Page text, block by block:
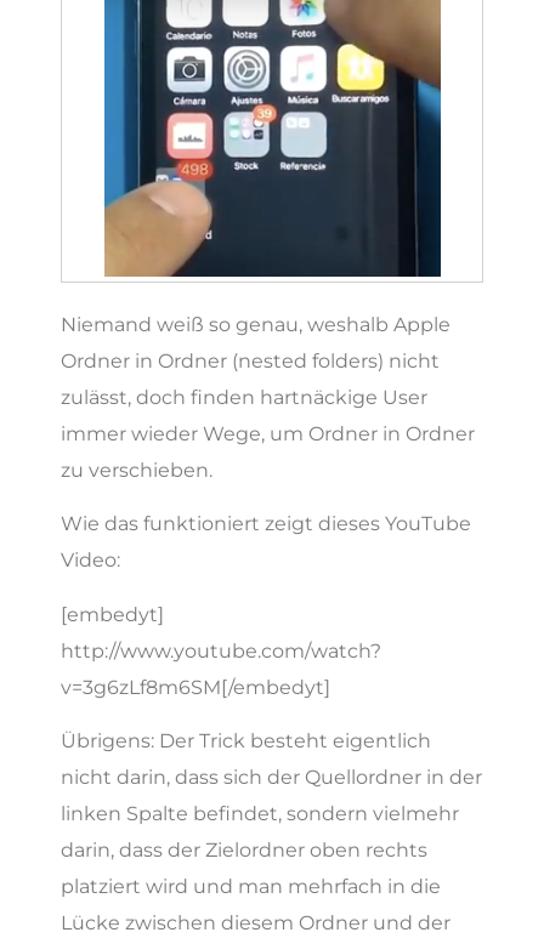
Niemand weiß so genau, weshalb Apple
Ordner in Ordner (nested folders) nicht
zulässt, doch finden hartnäckige User
immer wieder Wege, um Ordner in Ordner
zu verschieben.
Wie das funktioniert zeigt dieses YouTube
Video:
[embedyt]
http://www.youtube.com/watch?
v=3g6zLf8m6SM[/embedyt]
Übrigens: Der Trick besteht eigentlich
nicht darin, dass sich der Quellordner in der
linken Spalte befindet, sondern vielmehr
darin, dass der Zielordner oben rechts
platziert wird und man mehrfach in die
Lücke zwischen diesem Ordner und der